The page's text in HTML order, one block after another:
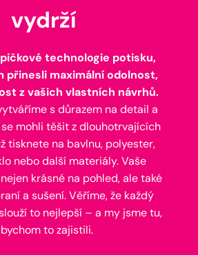
vydrží
technologie potisku,
přinesli maximální odolnost,
z vašich vlastních návrhů.
s důrazem na detail a
mohli těšit z dlouhotrvajících
tisknete na bavlnu, polyester,
nebo další materiály. Vaše
krásné na pohled, ale také
a sušení. Věříme, že každý
to nejlepší – a my jsme tu,
to zajistili.